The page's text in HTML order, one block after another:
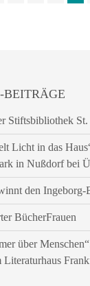
Stiftsbibliothek St.
Licht in das
in Nußdorf bei
den Ingeborg-
BücherFrauen
über